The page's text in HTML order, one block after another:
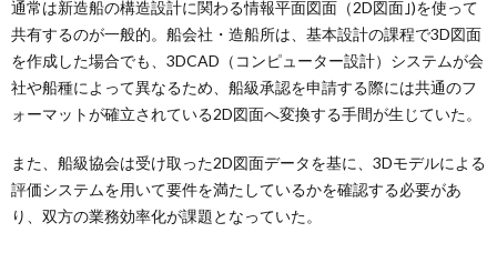
通常は新造船の構造設計に関わる情報平面図面（2D図面｣)を使って
共有するのが一般的。船会社・造船所は、基本設計の課程で3D図面
を作成した場合でも、3DCAD（コンピューター設計）システムが会
社や船種によって異なるため、船級承認を申請する際には共通のフ
ォーマットが確立されている2D図面へ変換する手間が生じていた。
また、船級協会は受け取った2D図面データを基に、3Dモデルによる
評価システムを用いて要件を満たしているかを確認する必要があ
り、双方の業務効率化が課題となっていた。